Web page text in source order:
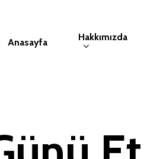
Anasayfa Hakkımızda